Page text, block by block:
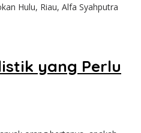
Hulu, Riau, Alfa Syahputra
yang Perlu